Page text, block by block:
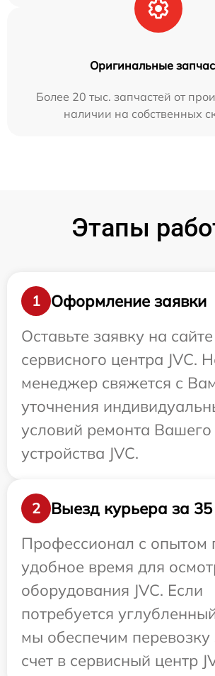
Оригинальные
Более 20 тыс. запчастей от
наличии на собственных
Этапы
1
Оформление заявки
Оставьте заявку на сайте
сервисного центра JVC.
менеджер свяжется с
уточнения
условий ремонта Вашего
устройства JVC.
2
Выезд курьера за
Профессионал с опытом
удобное время для
оборудования JVC. Если
потребуется
мы обеспечим
счет в сервисный центр